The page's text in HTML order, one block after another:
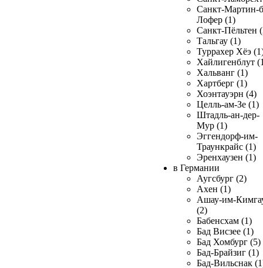
Санкт-Мартин-
Лофер (1)
Санкт-Пёльтен
Тальгау (1)
Туррахер Хёэ
Хайлигенблут
Хальванг (1)
Хартберг (1)
Хоэнтауэрн (4)
Целль-ам-Зе (1)
Штадль-ан-дер-
Мур (1)
Эггендорф-им-
Траункрайс (1)
Эренхаузен (1)
в Германии
Аугсбург (2)
Ахен (1)
Ашау-им-
(2)
Бабенсхам (1)
Бад Висзее (1)
Бад Хомбург (5)
Бад-Брайзиг (1)
Бад-Вильснак